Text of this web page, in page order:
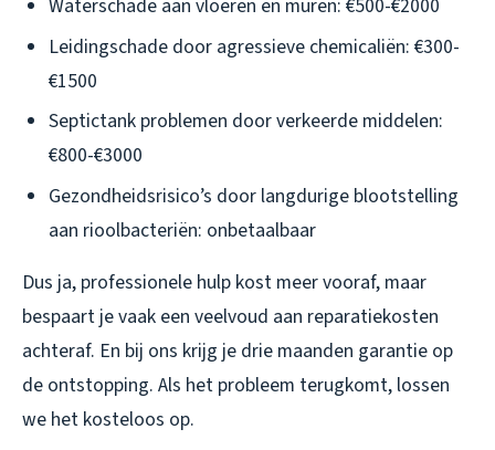
Waterschade aan vloeren en muren: €500-€2000
Leidingschade door agressieve chemicaliën: €300-
€1500
Septictank problemen door verkeerde middelen:
€800-€3000
Gezondheidsrisico’s door langdurige blootstelling
aan rioolbacteriën: onbetaalbaar
Dus ja, professionele hulp kost meer vooraf, maar
bespaart je vaak een veelvoud aan reparatiekosten
achteraf. En bij ons krijg je drie maanden garantie op
de ontstopping. Als het probleem terugkomt, lossen
we het kosteloos op.